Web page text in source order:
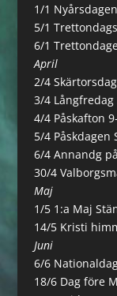
1/1
5/1
6/1
April
2/4
3/4 Långfredag
4/4 Påskafton
5/4 Påskdagen
6/4 Annandg
30/4
Maj
1/5 1:a Maj
14/5 Kristi
Juni
6/6
18/6 Dag före